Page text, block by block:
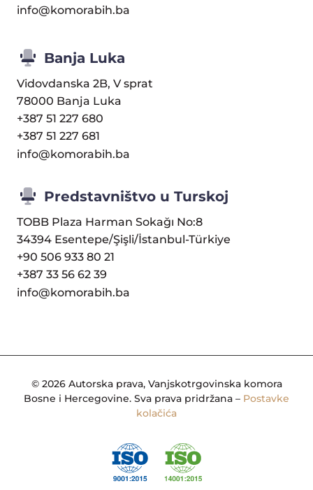
info@komorabih.ba
Banja Luka
Vidovdanska 2B, V sprat
78000 Banja Luka
+387 51 227 680
+387 51 227 681
info@komorabih.ba
Predstavništvo u Turskoj
TOBB Plaza Harman Sokağı No:8
34394 Esentepe/Şişli/İstanbul-Türkiye
+90 506 933 80 21
+387 33 56 62 39
info@komorabih.ba
© 2026 Autorska prava, Vanjskotrgovinska komora
Bosne i Hercegovine. Sva prava pridržana – Postavke
kolačića